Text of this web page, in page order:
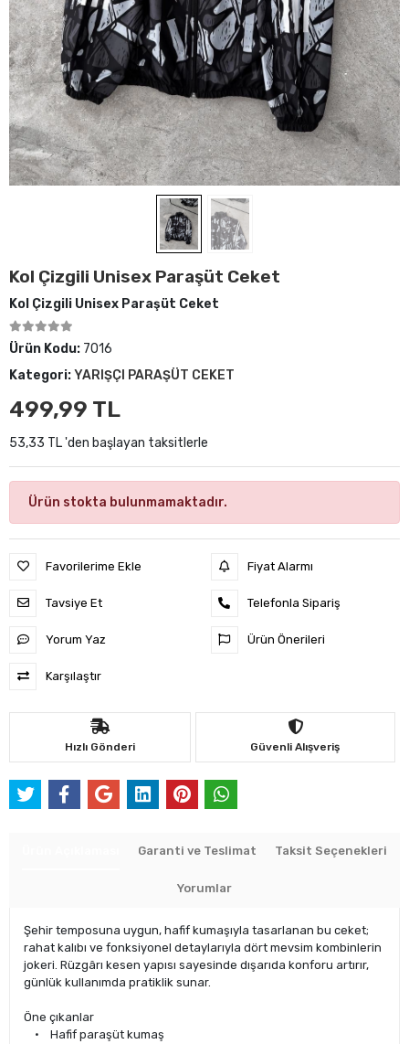
Kol Çizgili Unisex Paraşüt Ceket
Kol Çizgili Unisex Paraşüt Ceket
Ürün Kodu: 7016
Kategori:YARIŞÇI PARAŞÜT CEKET
499,99 TL
53,33 TL 'den başlayan taksitlerle
Ürün stokta bulunmamaktadır.
Favorilerime Ekle
Tavsiye Et
Yorum Yaz
Karşılaştır
Fiyat Alarmı
Telefonla Sipariş
Ürün Önerileri
Hızlı Gönderi Güvenli Alışveriş
Garanti ve Teslimat Taksit Seçenekleri
Yorumlar
Şehir temposuna uygun, hafif kumaşıyla tasarlanan bu ceket;
rahat kalıbı ve fonksiyonel detaylarıyla dört mevsim kombinlerin
jokeri. Rüzgârı kesen yapısı sayesinde dışarıda konforu artırır,
günlük kullanımda pratiklik sunar.
Öne çıkanlar
• Hafif paraşüt kumaş